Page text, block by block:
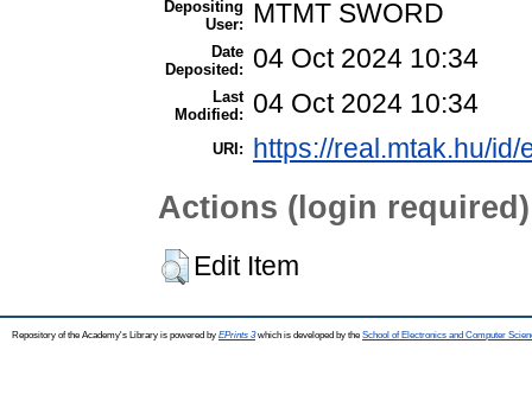
Depositing
User:
MTMT SWORD
Date
Deposited:
04 Oct 2024 10:34
Last
Modified:
04 Oct 2024 10:34
URI: https://real.mtak.hu/id/
Actions (login required)
Edit Item
Repository of the Academy's Library is powered by EPrints 3which is developed by the School of Electronics and Computer